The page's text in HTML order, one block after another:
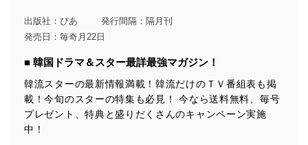
出版社： ぴあ
発行間隔：隔月刊
発売日：毎奇月22日
■ 韓国ドラマ＆スター最詳最強マガジン！
韓流スターの最新情報満載！韓流だけのＴＶ番組表も掲
載！今旬のスターの特集も必見！ 今なら送料無料、毎号
プレゼント、特典と盛りだくさんのキャンペーン実施
中！